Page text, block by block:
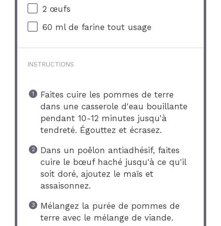
2 œufs
60 ml de farine tout usage
INSTRUCTIONS
Faites cuire les pommes de terre
dans une casserole d'eau bouillante
pendant 10-12 minutes jusqu'à
tendreté. Égouttez et écrasez.
Dans un poêlon antiadhésif, faites
cuire le bœuf haché jusqu'à ce qu'il
soit doré, ajoutez le maïs et
assaisonnez.
Mélangez la purée de pommes de
terre avec le mélange de viande.